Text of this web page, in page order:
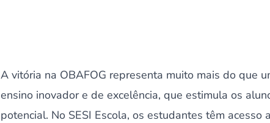
A vitória na OBAFOG representa muito mais do que
ensino inovador e de excelência, que estimula os
potencial. No SESI Escola, os estudantes têm